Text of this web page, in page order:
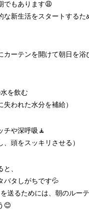
でもあります😩
な新生活をスタートするた
カーテンを開けて朝日を
水を飲む
失われた水分を補給）
チや深呼吸🧘
、頭をスッキリさせる）
、
バタしがちです💦
送るためには、朝のルー
😊